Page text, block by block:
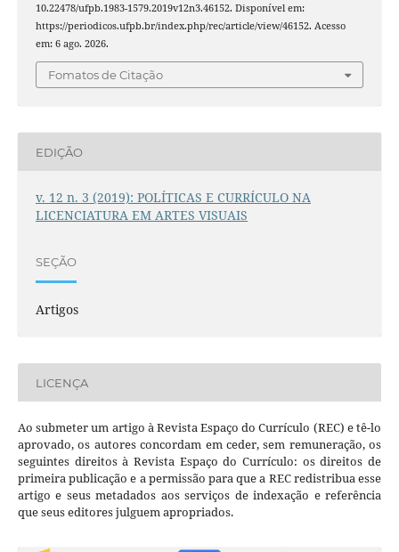
10.22478/ufpb.1983-1579.2019v12n3.46152. Disponível em:
https://periodicos.ufpb.br/index.php/rec/article/view/46152. Acesso
em: 6 ago. 2026.
Fomatos de Citação
EDIÇÃO
v. 12 n. 3 (2019): POLÍTICAS E CURRÍCULO NA
LICENCIATURA EM ARTES VISUAIS
SEÇÃO
Artigos
LICENÇA
Ao submeter um artigo à Revista Espaço do Currículo (REC) e tê-lo
aprovado, os autores concordam em ceder, sem remuneração, os
seguintes direitos à Revista Espaço do Currículo: os direitos de
primeira publicação e a permissão para que a REC redistribua esse
artigo e seus metadados aos serviços de indexação e referência
que seus editores julguem apropriados.